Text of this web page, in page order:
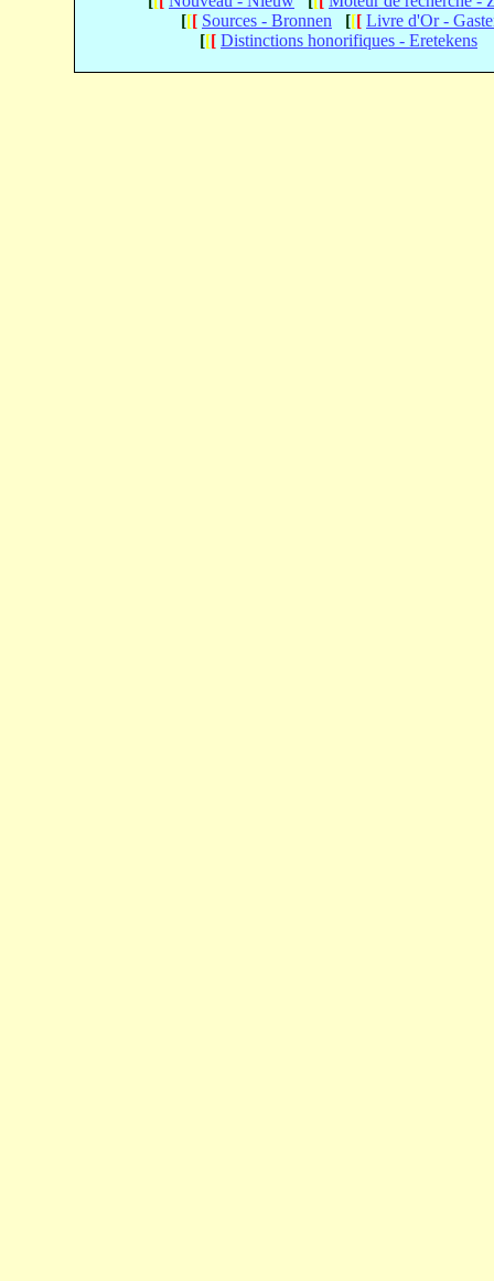
[[[ Sources - Bronnen [[[ Livre d'Or -
[[[ Distinctions honorifiques - Eretekens